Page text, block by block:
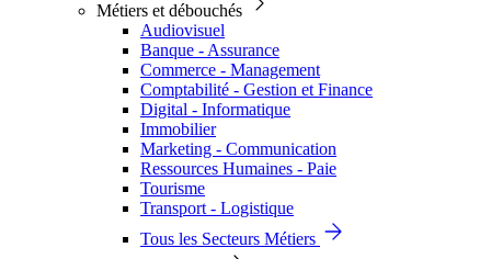
Métiers et débouchés
Audiovisuel
Banque - Assurance
Commerce - Management
Comptabilité - Gestion et Finance
Digital - Informatique
Immobilier
Marketing - Communication
Ressources Humaines - Paie
Tourisme
Transport - Logistique
Tous les Secteurs Métiers